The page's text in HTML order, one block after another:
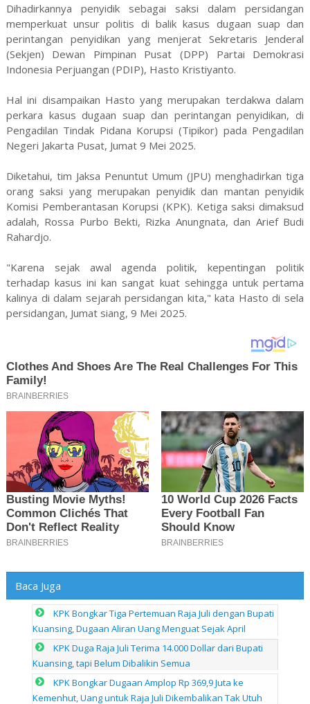
Dihadirkannya penyidik sebagai saksi dalam persidangan
memperkuat unsur politis di balik kasus dugaan suap dan
perintangan penyidikan yang menjerat Sekretaris Jenderal
(Sekjen) Dewan Pimpinan Pusat (DPP) Partai Demokrasi
Indonesia Perjuangan (PDIP), Hasto Kristiyanto.
Hal ini disampaikan Hasto yang merupakan terdakwa dalam
perkara kasus dugaan suap dan perintangan penyidikan, di
Pengadilan Tindak Pidana Korupsi (Tipikor) pada Pengadilan
Negeri Jakarta Pusat, Jumat 9 Mei 2025.
Diketahui, tim Jaksa Penuntut Umum (JPU) menghadirkan tiga
orang saksi yang merupakan penyidik dan mantan penyidik
Komisi Pemberantasan Korupsi (KPK). Ketiga saksi dimaksud
adalah, Rossa Purbo Bekti, Rizka Anungnata, dan Arief Budi
Rahardjo.
"Karena sejak awal agenda politik, kepentingan politik
terhadap kasus ini kan sangat kuat sehingga untuk pertama
kalinya di dalam sejarah persidangan kita," kata Hasto di sela
persidangan, Jumat siang, 9 Mei 2025.
Baca Juga
KPK Bongkar Tiga Pertemuan Raja Juli dengan Bupati
Kuansing, Dugaan Aliran Uang Menguat Sejak April
KPK Duga Raja Juli Terima 14.000 Dollar dari Bupati
Kuansing, tapi Belum Dibalikin Semua
KPK Bongkar Dugaan Amplop Rp 369,9 Juta ke
Kemenhut, Uang untuk Raja Juli Dikembalikan Tak Utuh